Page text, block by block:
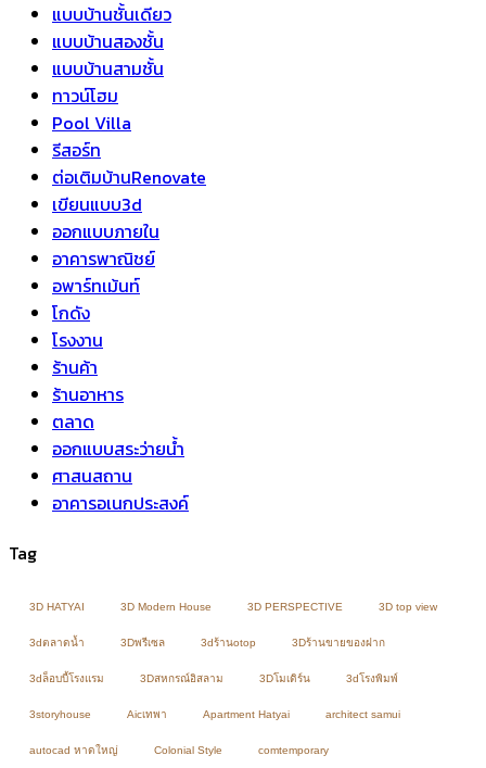
แบบบ้านชั้นเดียว
แบบบ้านสองชั้น
แบบบ้านสามชั้น
ทาวน์โฮม
Pool Villa
รีสอร์ท
ต่อเติมบ้านRenovate
เขียนแบบ3d
ออกแบบภายใน
อาคารพาณิชย์
อพาร์ทเม้นท์
โกดัง
โรงงาน
ร้านค้า
ร้านอาหาร
ตลาด
ออกแบบสระว่ายน้ำ
ศาสนสถาน
อาคารอเนกประสงค์
Tag
3D HATYAI 3D Modern House 3D PERSPECTIVE 3D top view
3dตลาดน้ำ 3Dพรีเซล 3dร้านotop 3Dร้านขายของฝาก
3dล็อบบี้โรงแรม 3Dสหกรณ์อิสลาม 3Dโมเดิร์น 3dโรงพิมพ์
3storyhouse Aicเทพา Apartment Hatyai architect samui
autocad หาดใหญ่ Colonial Style comtemporary